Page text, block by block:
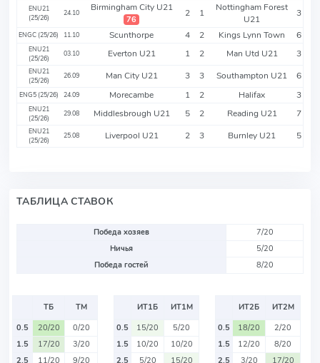
ENU21
(25/26)
24.10 Birmingham City U21
76
2 1
Nottingham Forest
U21
3
ENGC (25/26) 11.10 Scunthorpe 4 2 Kings Lynn Town 6
ENU21
(25/26)
03.10 Everton U21 1 2 Man Utd U21 3
ENU21
(25/26)
26.09 Man City U21 3 3 Southampton U21 6
ENG5 (25/26) 24.09 Morecambe 1 2 Halifax 3
ENU21
(25/26)
29.08 Middlesbrough U21 5 2 Reading U21 7
ENU21
(25/26)
25.08 Liverpool U21 2 3 Burnley U21 5
ТАБЛИЦА СТАВОК
Победа хозяев
7/20
Ничья
5/20
Победа гостей
8/20
ТБ
ТМ
0.5
20/20
0/20
1.5
17/20
3/20
2.5
11/20
9/20
ИТ1Б
ИТ1М
0.5
15/20
5/20
1.5
10/20
10/20
2.5
5/20
15/20
ИТ2Б
ИТ2М
0.5
18/20
2/20
1.5
12/20
8/20
2.5
3/20
17/20